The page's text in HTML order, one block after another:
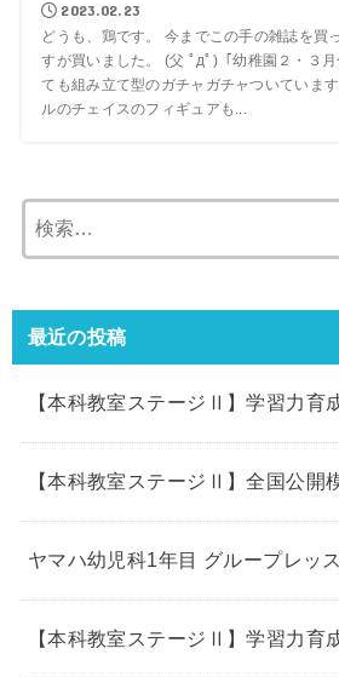
2023.02.23
どうも、鶏です。 今までこの手の雑誌を買
すが買いました。 (父 ﾟдﾟ)「幼稚園２・３
ても組み立て型のガチャガチャついていま
ルのチェイスのフィギュアも...
索:
最近の投稿
【本科教室ステージⅡ】学習力育
【本科教室ステージⅡ】全国公開
ヤマハ幼児科1年目 グループレッ
【本科教室ステージⅡ】学習力育